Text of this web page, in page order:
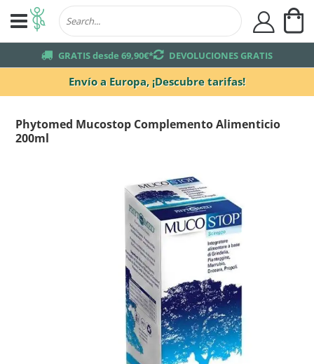
Envío a Europa, ¡Descubre tarifas!
truck GRATIS desde 69,90€*returns DEVOLUCIONES GRATIS
user
Phytomed Mucostop Complemento Alimenticio
200ml